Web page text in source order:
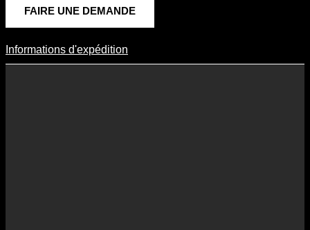
FAIRE UNE DEMANDE
Informations D'expédition
Informations d'expédition